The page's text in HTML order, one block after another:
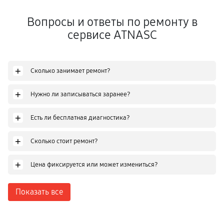
Вопросы и ответы по ремонту в
сервисе ATNASC
+ Сколько занимает ремонт?
+ Нужно ли записываться заранее?
+ Есть ли бесплатная диагностика?
+ Сколько стоит ремонт?
+ Цена фиксируется или может измениться?
Показать все